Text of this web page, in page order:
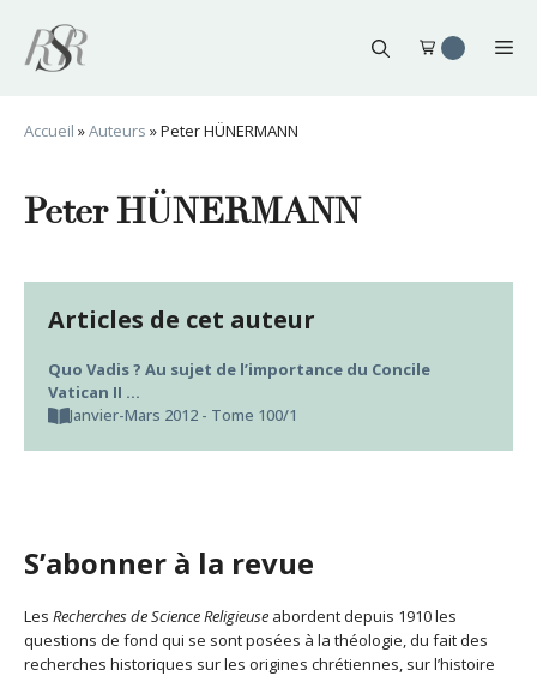
contenu
Accueil »Auteurs »Peter HÜNERMANN
Peter HÜNERMANN
Articles de cet auteur
Quo Vadis ? Au sujet de l’importance du Concile
Vatican II …
Janvier-Mars 2012 - Tome 100/1
S’abonner à la revue
Les Recherches de Science Religieuse abordent depuis 1910 les
questions de fond qui se sont posées à la théologie, du fait des
recherches historiques sur les origines chrétiennes, sur l’histoire